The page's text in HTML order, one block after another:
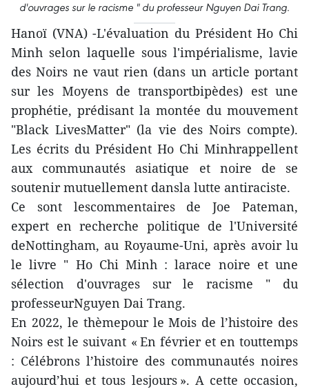
d'ouvrages sur le racisme " du professeur Nguyen Dai Trang.
Hanoï (VNA) -L'évaluation du Président Ho Chi
Minh selon laquelle sous l'impérialisme, lavie
des Noirs ne vaut rien (dans un article portant
sur les Moyens de transportbipèdes) est une
prophétie, prédisant la montée du mouvement
"Black LivesMatter" (la vie des Noirs compte).
Les écrits du Président Ho Chi Minhrappellent
aux communautés asiatique et noire de se
soutenir mutuellement dansla lutte antiraciste.
Ce sont lescommentaires de Joe Pateman,
expert en recherche politique de l'Université
deNottingham, au Royaume-Uni, après avoir lu
le livre " Ho Chi Minh : larace noire et une
sélection d'ouvrages sur le racisme " du
professeurNguyen Dai Trang.
En 2022, le thèmepour le Mois de l’histoire des
Noirs est le suivant « En février et en touttemps
: Célébrons l’histoire des communautés noires
aujourd’hui et tous lesjours ». A cette occasion,